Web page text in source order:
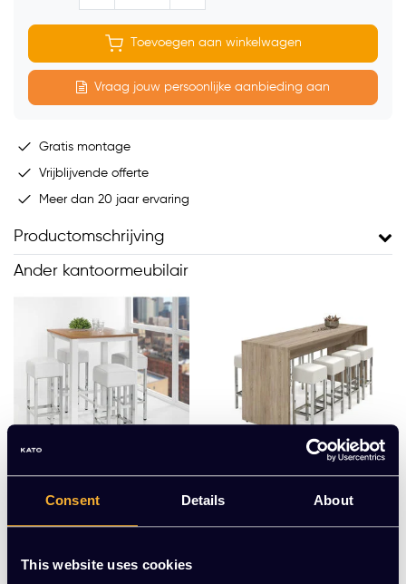
Consent Details About
This website uses cookies
Toevoegen aan winkelwagen
Vraag jouw persoonlijke aanbieding aan
Gratis montage
Vrijblijvende offerte
Meer dan 20 jaar ervaring
Productomschrijving
Ander kantoormeubilair
EUR 379,00 Excl. btw